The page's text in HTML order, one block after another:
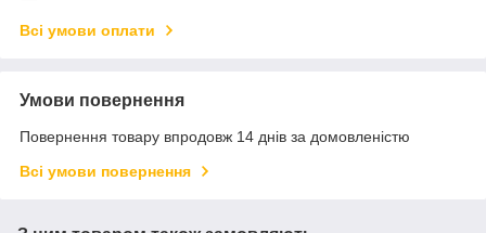
Всі умови оплати
Умови повернення
Повернення товару впродовж 14 днів за домовленістю
Всі умови повернення